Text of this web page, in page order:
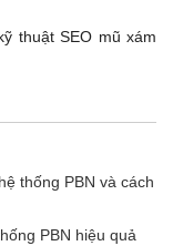
thuật SEO mũ xám
thống PBN và cách
PBN hiệu quả